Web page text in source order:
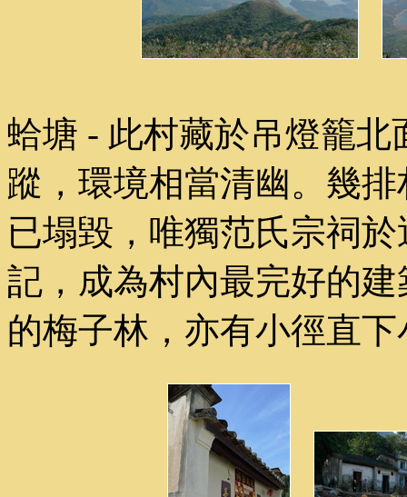
蛤塘 - 此村藏於吊燈籠
蹤，環境相當清幽。幾
已塌毀，唯獨范氏宗祠
記，成為村內最完好的
的梅子林，亦有小徑直下